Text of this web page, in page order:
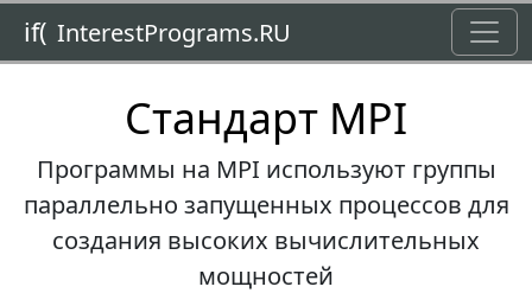
if( InterestPrograms.RU
Стандарт MPI
Программы на MPI используют группы
параллельно запущенных процессов для
создания высоких вычислительных
мощностей